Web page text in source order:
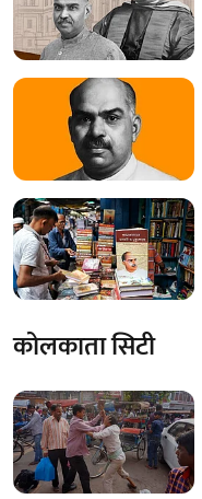
कोलकाता सिटी